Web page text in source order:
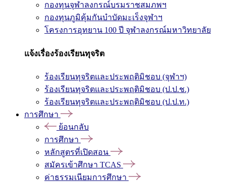
กองทุนจุฬาลงกรณ์บรมราชสมภพฯ
กองทุนภูมิคุ้มกันบำบัดมะเร็งจุฬาฯ
โครงการอุทยาน 100 ปี จุฬาลงกรณ์มหาวิทยาลัย
แจ้งเรื่องร้องเรียนทุจริต
ร้องเรียนทุจริตและประพฤติมิชอบ (จุฬาฯ)
ร้องเรียนทุจริตและประพฤติมิชอบ (ป.ป.ช.)
ร้องเรียนทุจริตและประพฤติมิชอบ (ป.ป.ท.)
การศึกษา
ย้อนกลับ
การศึกษา
หลักสูตรที่เปิดสอน
สมัครเข้าศึกษา TCAS
ค่าธรรมเนียมการศึกษา